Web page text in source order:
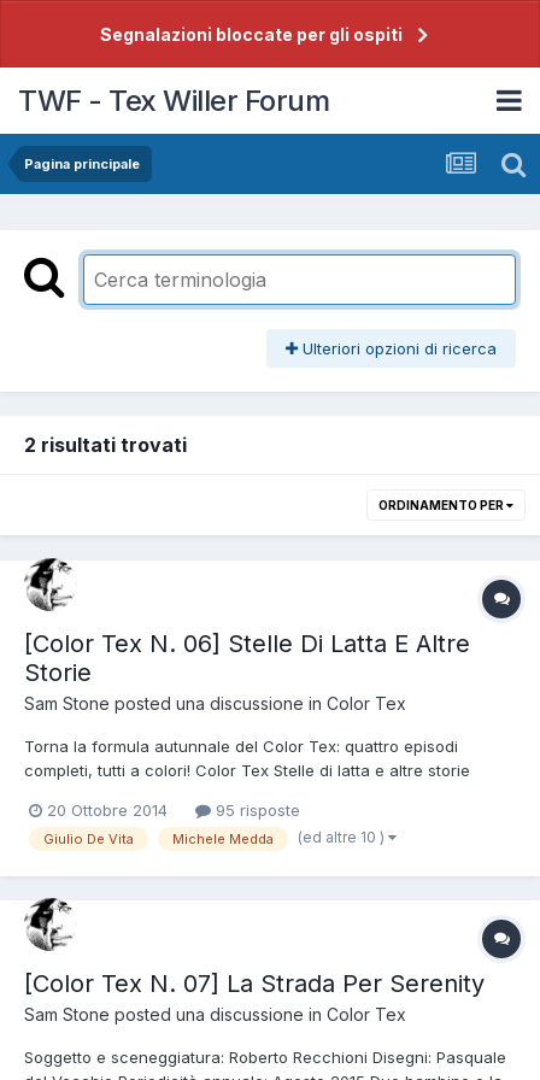
Segnalazioni bloccate per gli ospiti
TWF - Tex Willer Forum
Pagina principale
Ulteriori opzioni di ricerca
2 risultati trovati
ORDINAMENTO PER
[Color Tex N. 06] Stelle Di Latta E Altre
Storie
Sam Stone posted una discussione in Color Tex
Torna la formula autunnale del Color Tex: quattro episodi
completi, tutti a colori! Color Tex Stelle di latta e altre storie
serie di Color Tex ripresenta l'originale formula che ha riscosso
immediato successo con il n. 4: quat...
20 Ottobre 2014 95 risposte
Giulio De Vita Michele Medda (ed altre 10 )
[Color Tex N. 07] La Strada Per Serenity
Sam Stone posted una discussione in Color Tex
Soggetto e sceneggiatura: Roberto Recchioni Disegni: Pasquale